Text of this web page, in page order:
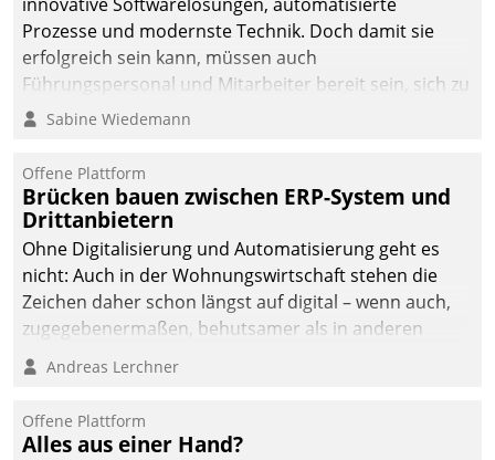
die Bereitschaft, sich zu überprüfen, zu hinterfragen
und zu verändern.
Prozesse und modernste Technik. Doch damit sie
erfolgreich sein kann, müssen auch
Führungspersonal und Mitarbeiter bereit sein, sich zu
verändern und anzupassen, sonst werden sie an ihr
Sabine Wiedemann
Offene Plattform
Brücken bauen zwischen ERP-System und
Drittanbietern
Ohne Digitalisierung und Automatisierung geht es
nicht: Auch in der Wohnungswirtschaft stehen die
Zeichen daher schon längst auf digital – wenn auch,
zugegebenermaßen, behutsamer als in anderen
Branchen.
Andreas Lerchner
Offene Plattform
Alles aus einer Hand?